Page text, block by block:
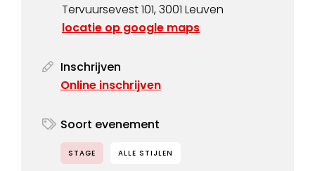
Tervuursevest 101, 3001 Leuven
locatie op google maps
Inschrijven
Online inschrijven
Soort evenement
STAGE ALLE STIJLEN